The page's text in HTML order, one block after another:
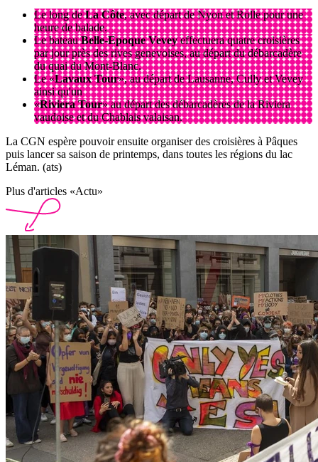
Le long deLa Côte, avec départ de Nyon et Rolle pour une
heure de balade.
Le bateauBelle-Epoque Veveyeffectuera quatre croisières
par jour près des rives genevoises, au départ du débarcadère
du quai du Mont-Blanc.
Le «Lavaux Tour», au départ de Lausanne, Cully et Vevey
ainsi qu'un
«Riviera Tour» au départ des débarcadères de la Riviera
vaudoise et du Chablais valaisan.
La CGN espère pouvoir ensuite organiser des croisières à Pâques
puis lancer sa saison de printemps, dans toutes les régions du lac
Léman. (ats)
Plus d'articles «Actu»